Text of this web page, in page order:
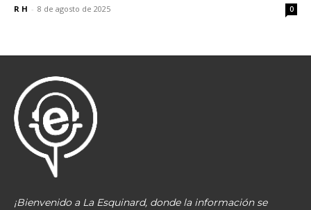
R H - 8 de agosto de 2025 0
¡Bienvenido a La Esquinard, donde la información se